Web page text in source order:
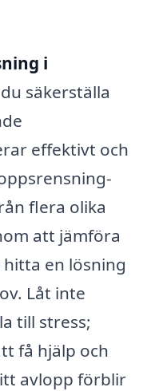
i
säkerställa
effektivt och
flera olika
att jämföra
en lösning
Låt inte
till stress;
få hjälp och
avlopp förblir